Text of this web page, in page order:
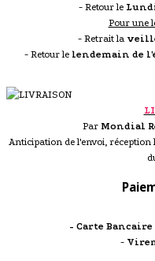
- Retour le
Pour une
- Retrait la
- Retour le lendemain de
Par Mondial
Anticipation de l'envoi,
- Carte Bancaire
-